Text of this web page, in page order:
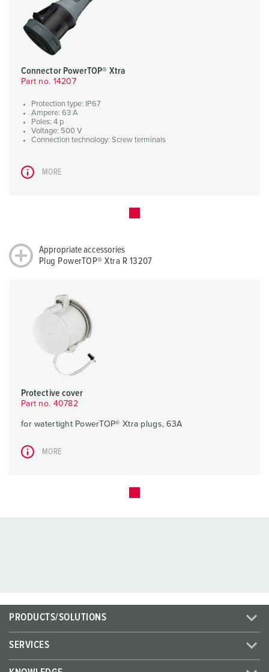
Connector PowerTOP® Xtra
Part no. 14207
Protection type: IP67
Ampere: 63 A
Poles: 4 p
Voltage: 500 V
Connection technology: Screw terminals
MORE
Appropriate accessories
Plug PowerTOP® Xtra R 13207
Protective cover
Part no. 40782
for watertight PowerTOP® Xtra plugs, 63A
MORE
PRODUCTS/SOLUTIONS
SERVICES